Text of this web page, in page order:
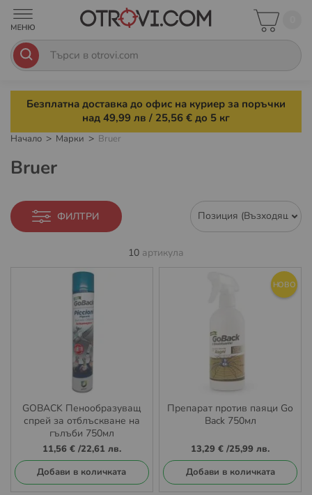
Безплатна доставка до офис на куриер за поръчки
над 49,99 лв / 25,56 € до 5 кг
Начало Марки Bruer
Bruer
ФИЛТРИ
10 артикула
GOBACK Пенообразуващ
спрей за отблъскване на
гълъби 750мл
11,56 €/22,61 лв.
Добави в количката
НОВО
Препарат против паяци Go
Back 750мл
13,29 € /25,99 лв.
Добави в количката